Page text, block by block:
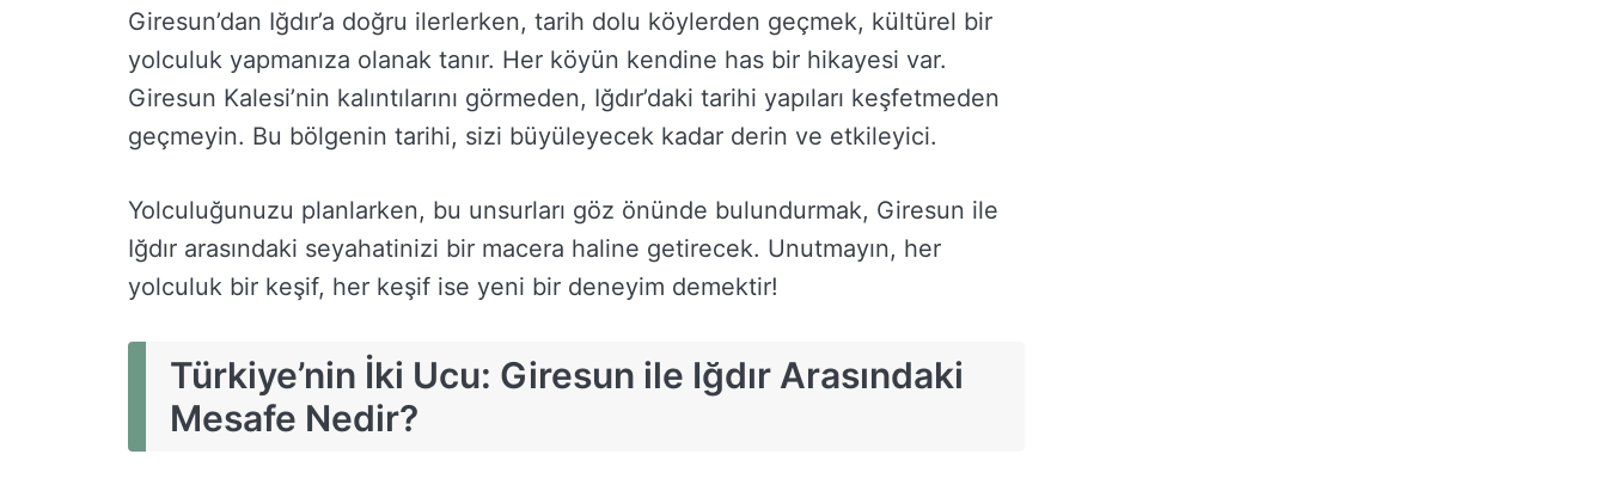
Giresun’dan Iğdır’a doğru ilerlerken, tarih dolu köylerden geçmek, kültürel bir
yolculuk yapmanıza olanak tanır. Her köyün kendine has bir hikayesi var.
Giresun Kalesi’nin kalıntılarını görmeden, Iğdır’daki tarihi yapıları keşfetmeden
geçmeyin. Bu bölgenin tarihi, sizi büyüleyecek kadar derin ve etkileyici.
Yolculuğunuzu planlarken, bu unsurları göz önünde bulundurmak, Giresun ile
Iğdır arasındaki seyahatinizi bir macera haline getirecek. Unutmayın, her
yolculuk bir keşif, her keşif ise yeni bir deneyim demektir!
Türkiye’nin İki Ucu: Giresun ile Iğdır Arasındaki
Mesafe Nedir?